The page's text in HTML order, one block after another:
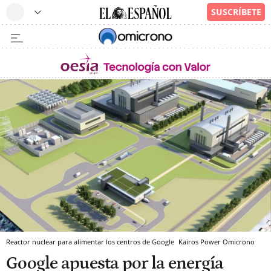
Reactor nuclear para alimentar los centros de Google Kairos Power Omicrono
Google apuesta por la energía